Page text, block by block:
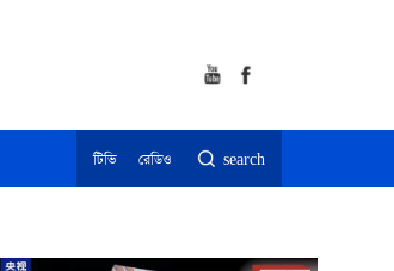
টিভি রেডিও search